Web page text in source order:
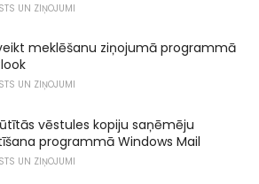
UN ZIŅOJUMI
meklēšanu ziņojumā programmā
UN ZIŅOJUMI
vēstules kopiju saņēmēju
programmā Windows Mail
UN ZIŅOJUMI